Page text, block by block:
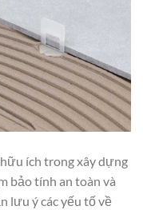
ích trong xây dựng
bảo tính an toàn và
lưu ý các yếu tố về